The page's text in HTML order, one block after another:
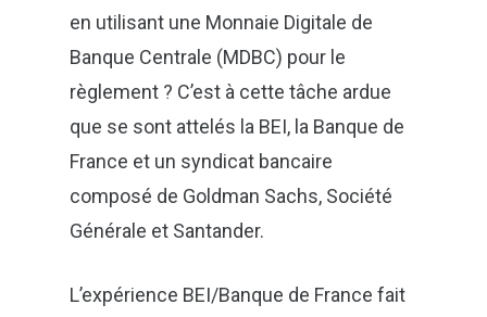
en utilisant une Monnaie Digitale de
Banque Centrale (MDBC) pour le
règlement ? C’est à cette tâche ardue
que se sont attelés la BEI, la Banque de
France et un syndicat bancaire
composé de Goldman Sachs, Société
Générale et Santander.
L’expérience BEI/Banque de France fait